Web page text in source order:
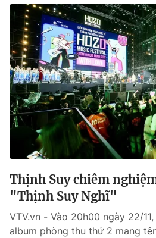
THỜI BÁO VTV
Theo dõi báo trên
Cơ quan chủ quản:Đài Truyền hình
Cơ quan báo chí:Thời báo VTV
Giấy phép hoạt động báo in và báo
cấp ngày 29/12/2023
Tổng Biên tập:
Vũ Thanh Thủy
Phó Tổng Biên tập:Nguyễn Thị Mỹ
Nguyễn Trọng Ninh
Tổng đài VTV:024.38 355 931 -
Ðiện thoại Thời báo VTV:
024.66 897
Email:toasoan@vtv.vn
Thịnh Suy chiêm
"Thịnh Suy Nghĩ"
VTV.vn - Vào 20h00 ngày 22/
album phòng thu thứ 2 mang